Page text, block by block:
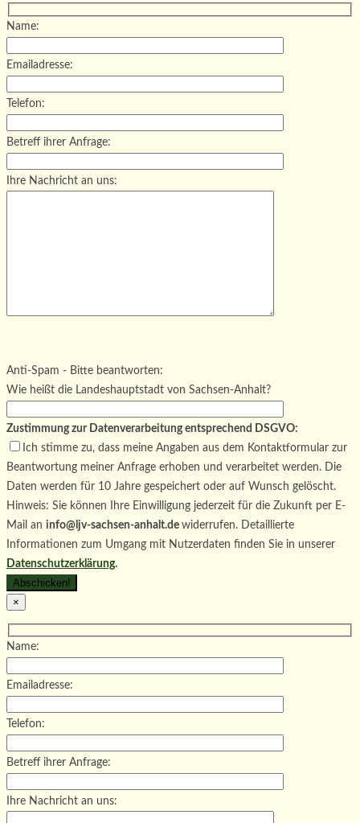
Name:
Emailadresse:
Telefon:
Betreff ihrer Anfrage:
Ihre Nachricht an uns:
Bitte lasse dieses Feld leer.
Anti-Spam - Bitte beantworten:
Wie heißt die Landeshauptstadt von Sachsen-Anhalt?
Zustimmung zur Datenverarbeitung entsprechend DSGVO:
Ich stimme zu, dass meine Angaben aus dem Kontaktformular zur
Beantwortung meiner Anfrage erhoben und verarbeitet werden. Die
Daten werden für 10 Jahre gespeichert oder auf Wunsch gelöscht.
Hinweis: Sie können Ihre Einwilligung jederzeit für die Zukunft per E-
Mail an info@ljv-sachsen-anhalt.de widerrufen. Detaillierte
Informationen zum Umgang mit Nutzerdaten finden Sie in unserer
Datenschutzerklärung.
×
Name:
Emailadresse:
Telefon:
Betreff ihrer Anfrage:
Ihre Nachricht an uns: